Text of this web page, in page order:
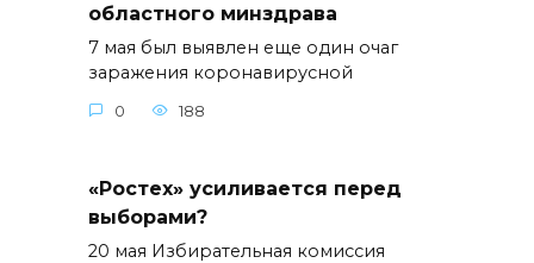
областного минздрава
7 мая был выявлен еще один очаг
заражения коронавирусной
0 188
«Ростех» усиливается перед
выборами?
20 мая Избирательная комиссия